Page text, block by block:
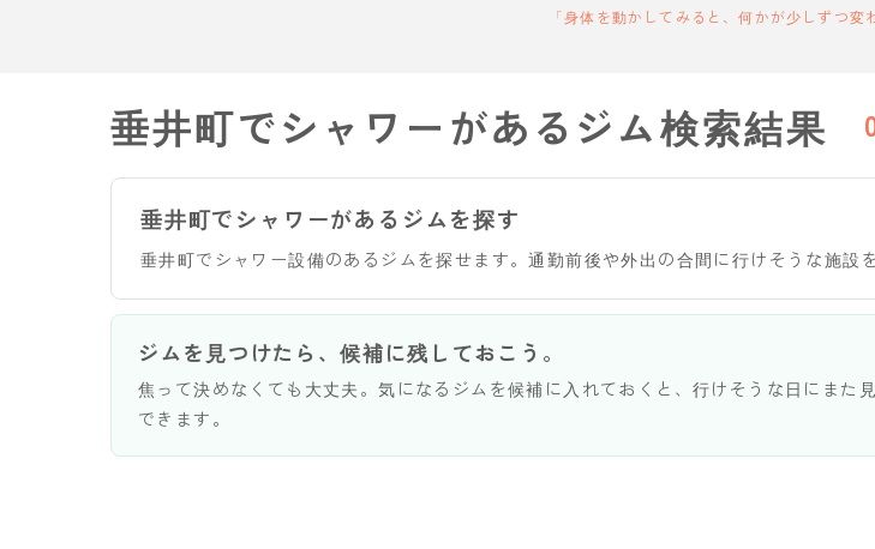
「身体を動かしてみると、何かが少しずつ変
垂井町でシャワーがあるジム検索結果
垂井町でシャワーがあるジムを探す
垂井町でシャワー設備のあるジムを探せます。通勤前後や外出の合間に行けそうな施設
ジムを見つけたら、候補に残しておこう。
焦って決めなくても大丈夫。気になるジムを候補に入れておくと、行けそうな日にまた
できます。